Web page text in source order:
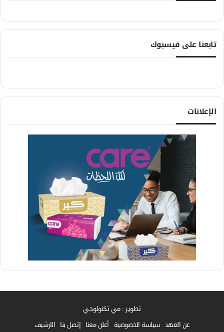
تابعنا على فيسبوك
الإعلانات
تطوير : مي تكنولوجي
عن العهد سياسة الخصوصية أعلن معنا إتصل بنا الارشيف